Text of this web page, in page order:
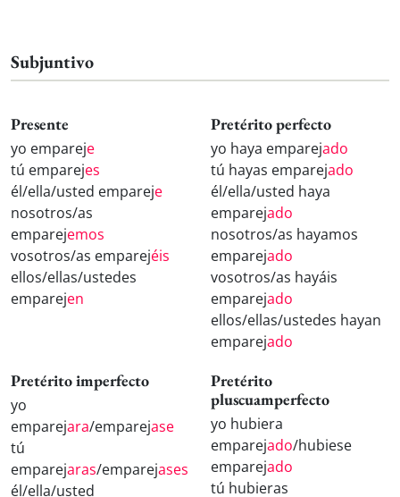
Subjuntivo
Presente
yo empareje
tú emparejes
él/ella/usted empareje
nosotros/as
emparejemos
vosotros/as emparejéis
ellos/ellas/ustedes
emparejen
Pretérito perfecto
yo haya emparejado
tú hayas emparejado
él/ella/usted haya
emparejado
nosotros/as hayamos
emparejado
vosotros/as hayáis
emparejado
ellos/ellas/ustedes hayan
emparejado
Pretérito imperfecto
yo
emparejara/emparejase
tú
emparejaras/emparejases
él/ella/usted
Pretérito
pluscuamperfecto
yo hubiera
emparejado/hubiese
emparejado
tú hubieras